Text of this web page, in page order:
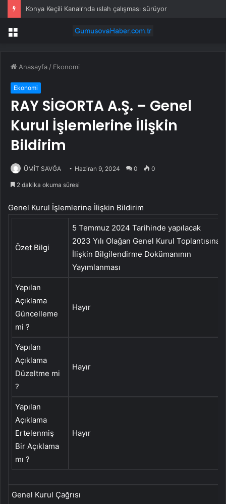
Konya Keçili Kanalı’nda ıslah çalışması sürüyor
Menü
Anasayfa / Ekonomi
Ekonomi
RAY SİGORTA A.Ş. – Genel
Kurul İşlemlerine İlişkin
Bildirim
ÜMİT SAVĞA Haziran 9, 2024 0 0
2 dakika okuma süresi
Genel Kurul İşlemlerine İlişkin Bildirim
Özet Bilgi
5 Temmuz 2024 Tarihinde yapılacak
2023 Yılı Olağan Genel Kurul Toplantısına
İlişkin Bilgilendirme Dokümanının
Yayımlanması
Yapılan
Açıklama
Güncelleme
mi ?
Hayır
Yapılan
Açıklama
Düzeltme mi
?
Hayır
Yapılan
Açıklama
Ertelenmiş
Bir Açıklama
mı ?
Hayır
Genel Kurul Çağrısı